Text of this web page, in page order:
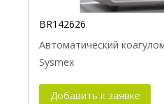
BR142626
Автоматический
Sysmex
Добавить к заявке